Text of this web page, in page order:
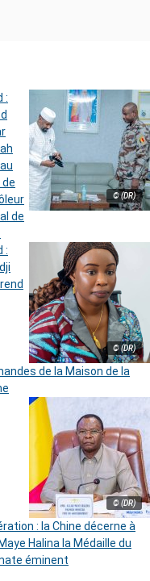
© (DR)
:
de
© (DR)
:
de la Maison de la
© (DR)
: la Chine décerne à
Halina la Médaille du
éminent